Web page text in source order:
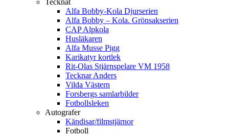
Alfa Bobby-Kola Djurserien
Alfa Bobby – Kola. Grönsakserien
CAP Alpkola
Husläkaren
Alfa Musse Pigg
Karikatyr kortlek
Rit-Olas Stjärnspelare VM 1958
Tecknar Anders
Vilda Västern
Forsbergs samlarbilder
Fotbollsleken
Autografer
Kändisar/filmstjärnor
Fotboll